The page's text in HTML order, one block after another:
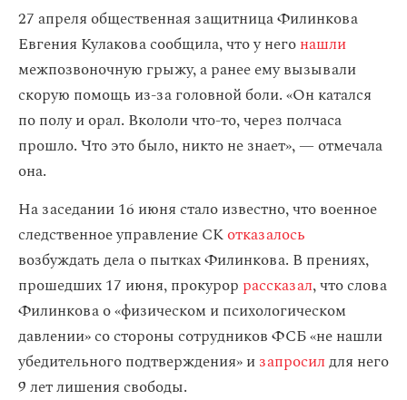
27 апреля общественная защитница Филинкова
Евгения Кулакова сообщила, что у негонашли
межпозвоночную грыжу, а ранее ему вызывали
скорую помощь из-за головной боли. «Он катался
по полу и орал. Вкололи что-то, через полчаса
прошло. Что это было, никто не знает», — отмечала
она.
На заседании 16 июня стало известно, что военное
следственное управление СКотказалось
возбуждать дела о пытках Филинкова. В прениях,
прошедших 17 июня, прокурор рассказал, что слова
Филинкова о «физическом и психологическом
давлении» со стороны сотрудников ФСБ «не нашли
убедительного подтверждения» изапросилдля него
9 лет лишения свободы.